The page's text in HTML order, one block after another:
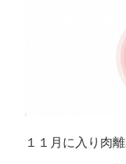
１１月に入り肉